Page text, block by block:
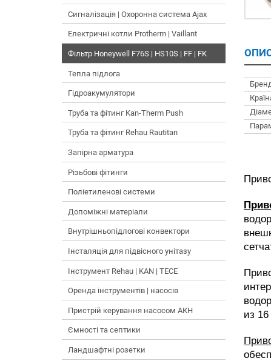
Сигналізація | Охоронна система Ajax
Електричні котли Protherm | Vaillant
Фільтр Honeywell F76S | HS10S | FF | FK
Тепла підлога
Гідроакумулятори
Труба та фітинг Kan-Therm Push
Труба та фітинг Rehau Rautitan
Запірна арматура
Різьбові фітинги
Поліетиленові системи
Допоміжні матеріали
Внутрішньопідлогові конвектори
Інсталяція для підвісного унітазу
Інструмент Rehau | KAN | TECE
Оренда інструментів | насосів
Пристрій керування насосом АКН
Ємності та септики
Ландшафтні розетки
из